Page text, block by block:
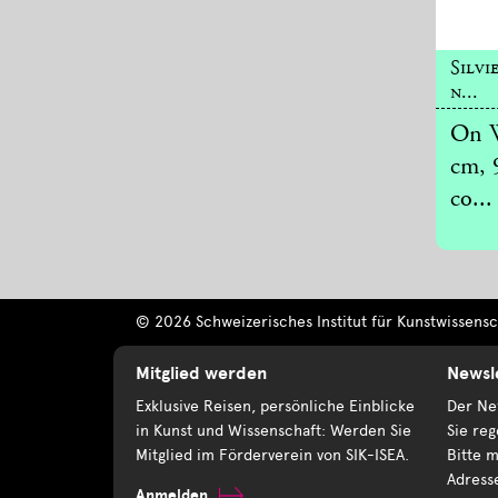
n...
On
cm,
co...
© 2026 Schweizerisches Institut für
Mitglied werden
Exklusive Reisen, persönliche Einblicke
in Kunst und Wissenschaft: Werden Sie
Mitglied im Förderverein von SIK-ISEA.
Der
Sie
Bitte